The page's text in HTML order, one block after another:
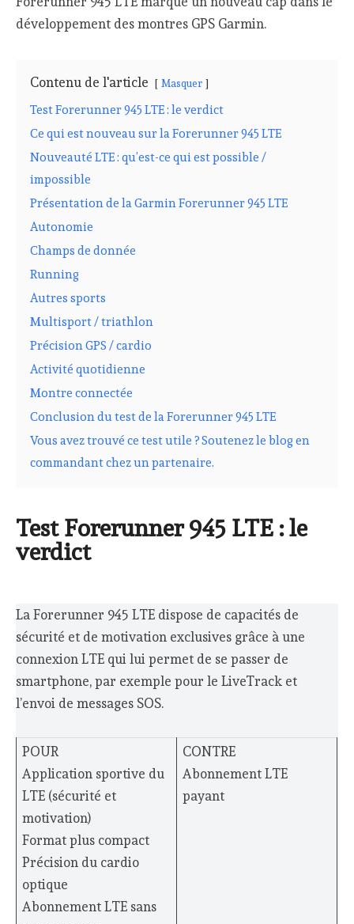
développement des montres GPS Garmin.
Contenu de l'article Masquer
Test Forerunner 945 LTE : le verdict
Ce qui est nouveau sur la Forerunner 945 LTE
Nouveauté LTE : qu’est-ce qui est possible /
impossible
Présentation de la Garmin Forerunner 945 LTE
Autonomie
Champs de donnée
Running
Autres sports
Multisport / triathlon
Précision GPS / cardio
Activité quotidienne
Montre connectée
Conclusion du test de la Forerunner 945 LTE
Vous avez trouvé ce test utile ? Soutenez le blog en
commandant chez un partenaire.
Test Forerunner 945 LTE : le
verdict
La Forerunner 945 LTE dispose de capacités de
sécurité et de motivation exclusives grâce à une
connexion LTE qui lui permet de se passer de
smartphone, par exemple pour le LiveTrack et
l’envoi de messages SOS.
POUR
Application sportive du
LTE (sécurité et
motivation)
Format plus compact
Précision du cardio
optique
Abonnement LTE sans
CONTRE
Abonnement LTE
payant